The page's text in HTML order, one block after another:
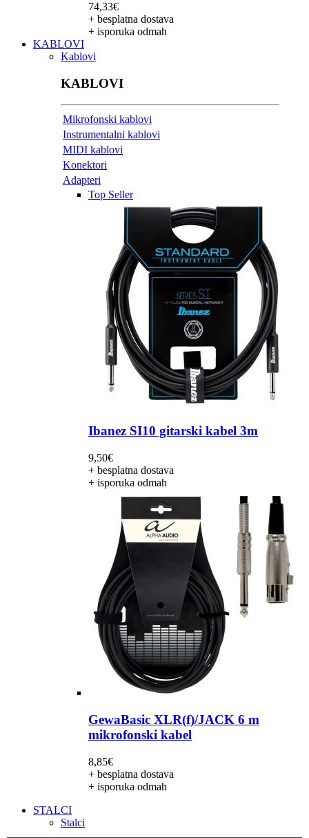
74,33€
+ besplatna dostava
+ isporuka odmah
KABLOVI
Kablovi
KABLOVI
Mikrofonski kablovi
Instrumentalni kablovi
MIDI kablovi
Konektori
Adapteri
Top Seller
Ibanez SI10 gitarski kabel 3m
9,50€
+ besplatna dostava
+ isporuka odmah
GewaBasic XLR(f)/JACK 6 m
mikrofonski kabel
8,85€
+ besplatna dostava
+ isporuka odmah
STALCI
Stalci